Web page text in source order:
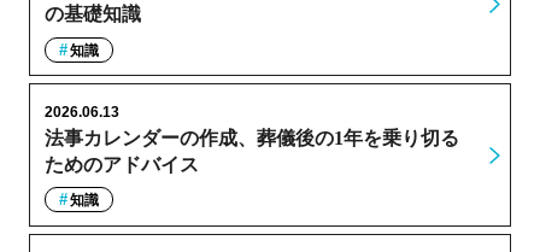
の基礎知識
知識
法事カレンダーの作成、葬儀後の1年を乗り切る
ためのアドバイス
2026.06.13
知識